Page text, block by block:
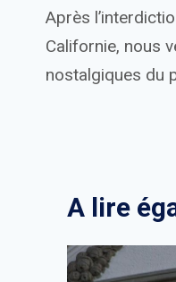
de
l’article
Après
Californie, nous
nostalgiques du
A lire